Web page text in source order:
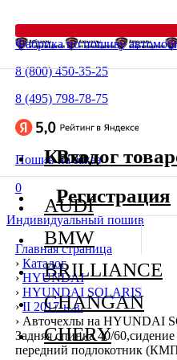
Фабрика по пошиву
8 (800) 450-35-25
8 (495) 798-78-75
Пошив на заказ
0
Индивидуальный пошив
Главная страница
› Каталог
› HYUNDAI
› HYUNDAI SOLARIS
› II 2017-н.в.
› Авточехлы на HYUNDAI
Задняя спинка 40/
передний подлокотник
Каталог
AUDI
BMW
BRILLIANCE
CHANGAN
CHERY
Вход
Регистрация